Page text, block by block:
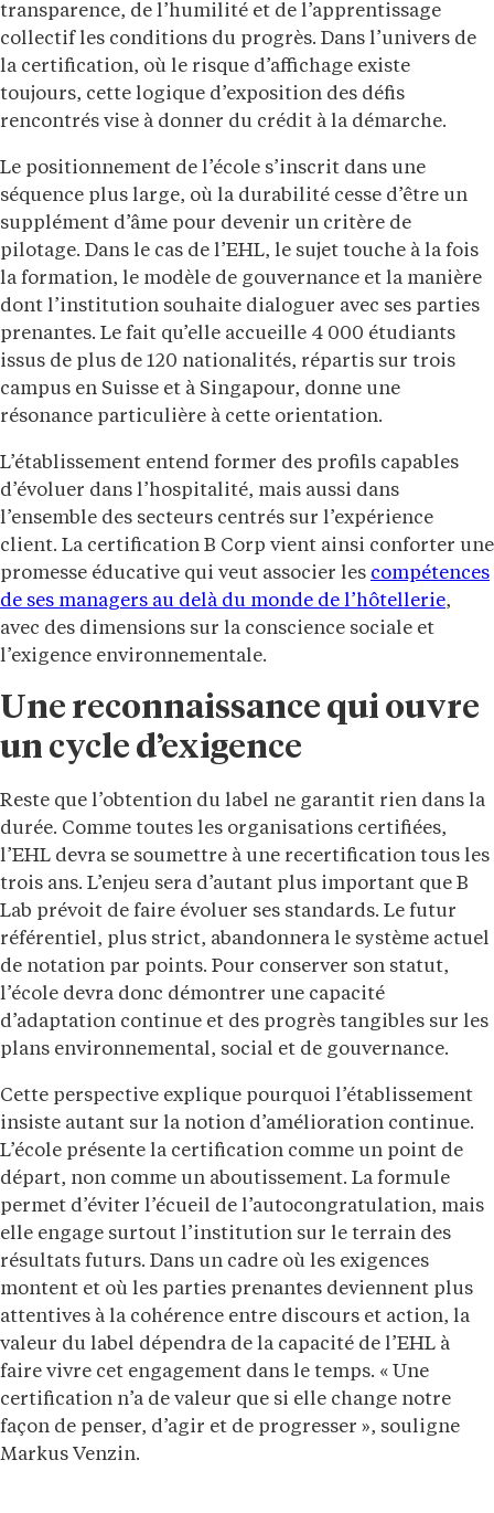
transparence, de l’humilité et de l’apprentissage
collectif les conditions du progrès. Dans l’univers de
la certification, où le risque d’affichage existe
toujours, cette logique d’exposition des défis
rencontrés vise à donner du crédit à la démarche.
Le positionnement de l’école s’inscrit dans une
séquence plus large, où la durabilité cesse d’être un
supplément d’âme pour devenir un critère de
pilotage. Dans le cas de l’EHL, le sujet touche à la fois
la formation, le modèle de gouvernance et la manière
dont l’institution souhaite dialoguer avec ses parties
prenantes. Le fait qu’elle accueille 4 000 étudiants
issus de plus de 120 nationalités, répartis sur trois
campus en Suisse et à Singapour, donne une
résonance particulière à cette orientation.
L’établissement entend former des profils capables
d’évoluer dans l’hospitalité, mais aussi dans
l’ensemble des secteurs centrés sur l’expérience
client. La certification B Corp vient ainsi conforter une
promesse éducative qui veut associer les compétences
de ses managers au delà du monde de l’hôtellerie,
avec des dimensions sur la conscience sociale et
l’exigence environnementale.
Une reconnaissance qui ouvre
un cycle d’exigence
Reste que l’obtention du label ne garantit rien dans la
durée. Comme toutes les organisations certifiées,
l’EHL devra se soumettre à une recertification tous les
trois ans. L’enjeu sera d’autant plus important que B
Lab prévoit de faire évoluer ses standards. Le futur
référentiel, plus strict, abandonnera le système actuel
de notation par points. Pour conserver son statut,
l’école devra donc démontrer une capacité
d’adaptation continue et des progrès tangibles sur les
plans environnemental, social et de gouvernance.
Cette perspective explique pourquoi l’établissement
insiste autant sur la notion d’amélioration continue.
L’école présente la certification comme un point de
départ, non comme un aboutissement. La formule
permet d’éviter l’écueil de l’autocongratulation, mais
elle engage surtout l’institution sur le terrain des
résultats futurs. Dans un cadre où les exigences
montent et où les parties prenantes deviennent plus
attentives à la cohérence entre discours et action, la
valeur du label dépendra de la capacité de l’EHL à
faire vivre cet engagement dans le temps. « Une
certification n’a de valeur que si elle change notre
façon de penser, d’agir et de progresser », souligne
Markus Venzin.